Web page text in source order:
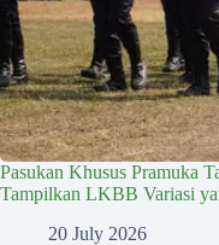
Pasukan Khusus Pramuka
Tampilkan LKBB Variasi
20 July 2026